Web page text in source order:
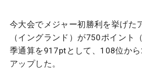
今大会でメジャー初勝利を挙げた
（イングランド）が750ポイント
季通算を917ptとして、108位か
アップした。